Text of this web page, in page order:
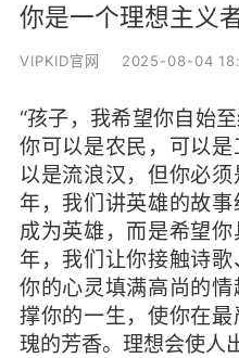
你是一个理想主义
VIPKID官网 2025-08-04
“孩子，我希望你自始
你可以是农民，可以
以是流浪汉，但你必
年，我们讲英雄的故
成为英雄，而是希望
年，我们让你接触诗
你的心灵填满高尚的
撑你的一生，使你在
瑰的芳香。理想会使人